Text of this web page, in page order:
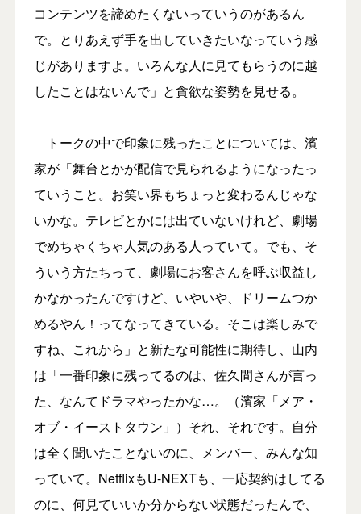
コンテンツを諦めたくないっていうのがあるん
で。とりあえず手を出していきたいなっていう感
じがありますよ。いろんな人に見てもらうのに越
したことはないんで」と貪欲な姿勢を見せる。
トークの中で印象に残ったことについては、濱
家が「舞台とかが配信で見られるようになったっ
ていうこと。お笑い界もちょっと変わるんじゃな
いかな。テレビとかには出ていないけれど、劇場
でめちゃくちゃ人気のある人っていて。でも、そ
ういう方たちって、劇場にお客さんを呼ぶ収益し
かなかったんですけど、いやいや、ドリームつか
めるやん！ってなってきている。そこは楽しみで
すね、これから」と新たな可能性に期待し、山内
は「一番印象に残ってるのは、佐久間さんが言っ
た、なんてドラマやったかな…。（濱家「メア・
オブ・イーストタウン」）それ、それです。自分
は全く聞いたことないのに、メンバー、みんな知
っていて。NetflixもU-NEXTも、一応契約はしてる
のに、何見ていいか分からない状態だったんで、